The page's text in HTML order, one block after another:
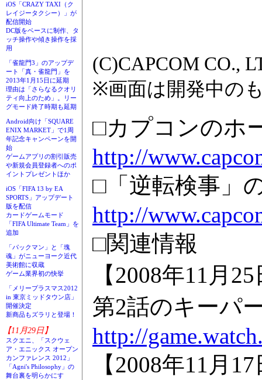
iOS「CRAZY TAXI（ク
レイジータクシー）」が
配信開始
DC版をベースに制作、タ
ッチ操作や傾き操作を採
用
「雀龍門3」のアップデ
ート「真・雀龍門」を
2013年1月15日に延期
理由は「さらなるクオリ
ティ向上のため」。リー
グモード終了時期も延期
Android向け「SQUARE
ENIX MARKET」で1周
年記念キャンペーンを開
始
ゲームアプリの割引販売
や新規会員登録者へのポ
イントプレゼントほか
iOS「FIFA 13 by EA
SPORTS」アップデート
版を配信
カードゲームモード
「FIFA Ultimate Team」を
追加
「パックマン」と「塊
魂」がニューヨーク近代
美術館に収蔵
ゲーム業界初の快挙
「メリープラスマス2012
in 東京ミッドタウン店」
開催決定
新商品もズラリと登場！
【11月29日】
スクエニ、「スクウェ
ア・エニックス オープン
カンファレンス 2012」
「Agni's Philosophy」の
舞台裏を明らかにす
(C)CAPCOM CO.,
※画面は開発中の
□カプコンのホ
http://
□「逆転検事」
http://
□関連情報
【2008年11月
第2話のキーパ
http://
【2008年11月